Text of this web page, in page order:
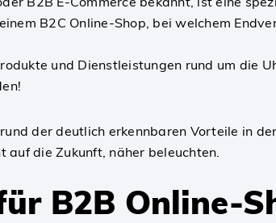
B2C Online-Shop, bei welchem
und Dienstleistungen rund um die
der deutlich erkennbaren Vorteile in
auf die Zukunft, näher beleuchten.
B2B Online-